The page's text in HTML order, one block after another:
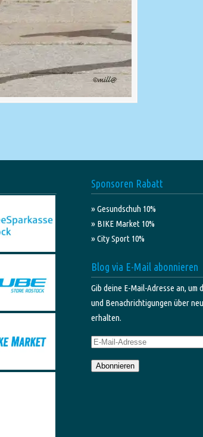
Sponsoren Rabatt
» Gesundschuh 10%
» BIKE Market 10%
» City Sport 10%
Blog via E-Mail abonnieren
Gib deine E-Mail-Adresse an, um
und Benachrichtigungen über
erhalten.
E-
Adresse
Abonnieren